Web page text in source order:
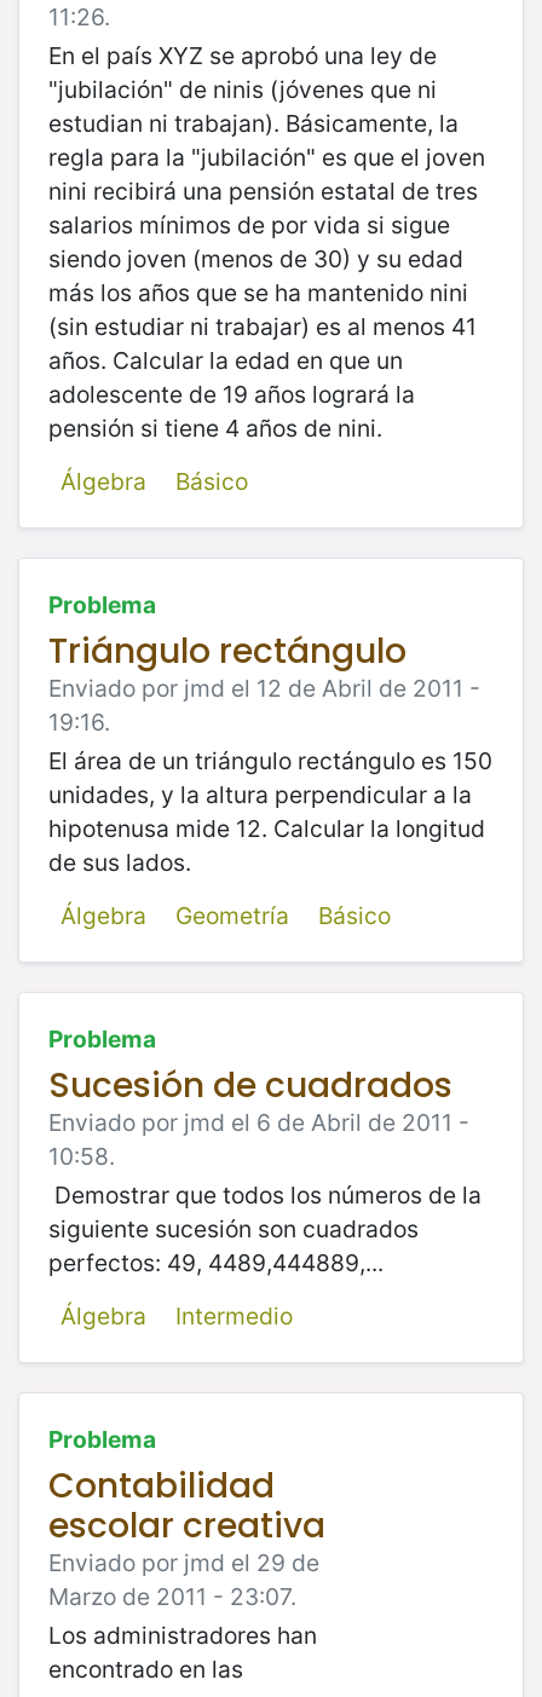
11:26.
En el país XYZ se aprobó una ley de
"jubilación" de ninis (jóvenes que ni
estudian ni trabajan). Básicamente, la
regla para la "jubilación" es que el joven
nini recibirá una pensión estatal de tres
salarios mínimos de por vida si sigue
siendo joven (menos de 30) y su edad
más los años que se ha mantenido nini
(sin estudiar ni trabajar) es al menos 41
años. Calcular la edad en que un
adolescente de 19 años logrará la
pensión si tiene 4 años de nini.
Álgebra
Básico
Problema
Triángulo rectángulo
Enviado por jmd el 12 de Abril de 2011 -
19:16.
El área de un triángulo rectángulo es 150
unidades, y la altura perpendicular a la
hipotenusa mide 12. Calcular la longitud
de sus lados.
Álgebra
Geometría Básico
Problema
Sucesión de cuadrados
Enviado por jmd el 6 de Abril de 2011 -
10:58.
Demostrar que todos los números de la
siguiente sucesión son cuadrados
perfectos: 49, 4489,444889,...
Álgebra
Intermedio
Problema
Contabilidad
escolar creativa
Enviado por jmd el 29 de
Marzo de 2011 - 23:07.
Los administradores han
encontrado en las